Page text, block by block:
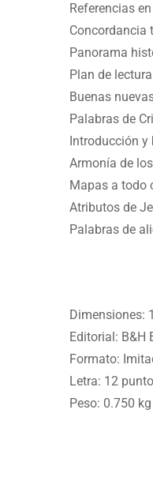
Referencias
Concordancia
Panorama
Plan de
Buenas
Palabras de
Introducción y
Armonía de
Mapas a todo
Atributos de
Palabras de
Dimensiones:
Editorial: B&H
Formato:
Letra: 12
Peso: 0.750 kg